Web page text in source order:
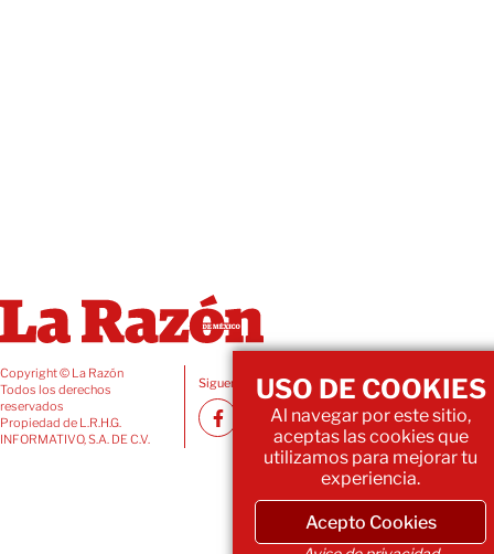
Copyright © La Razón
Todos los derechos
reservados
Propiedad de L.R.H.G.
INFORMATIVO, S.A. DE C.V.
Siguenos también en:USO DE COOKIES
Al navegar por este sitio,
aceptas las cookies que
utilizamos para mejorar tu
experiencia.
Acepto Cookies